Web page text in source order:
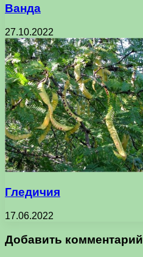
Ванда
27.10.2022
Гледичия
17.06.2022
Добавить комментарий